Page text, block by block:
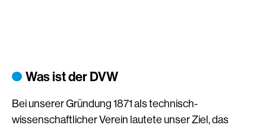
Was ist der DVW
Bei unserer Gründung 1871 als technisch-
wissenschaftlicher Verein lautete unser Ziel, das